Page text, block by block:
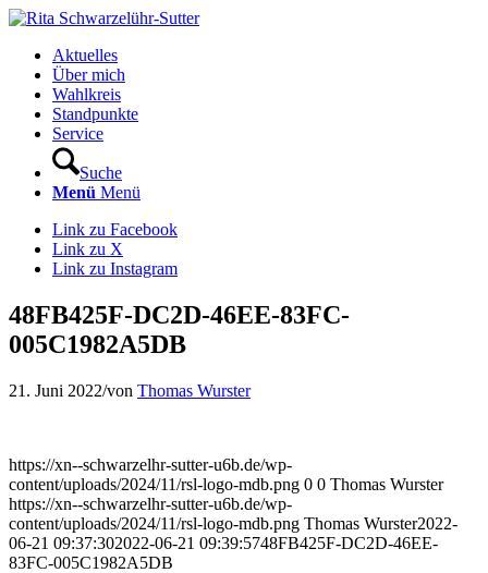
Aktuelles
Über mich
Wahlkreis
Standpunkte
Service
Suche
Menü Menü
Link zu Facebook
Link zu X
Link zu Instagram
48FB425F-DC2D-46EE-83FC-
005C1982A5DB
21. Juni 2022/von Thomas Wurster
https://xn--schwarzelhr-sutter-u6b.de/wp-
content/uploads/2024/11/rsl-logo-mdb.png 0 0 Thomas Wurster
https://xn--schwarzelhr-sutter-u6b.de/wp-
content/uploads/2024/11/rsl-logo-mdb.png Thomas Wurster2022-
06-21 09:37:302022-06-21 09:39:5748FB425F-DC2D-46EE-
83FC-005C1982A5DB